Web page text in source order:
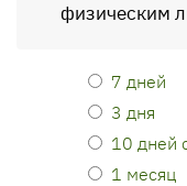
физическим
7 дней
3 дня
10 дней
1 месяц